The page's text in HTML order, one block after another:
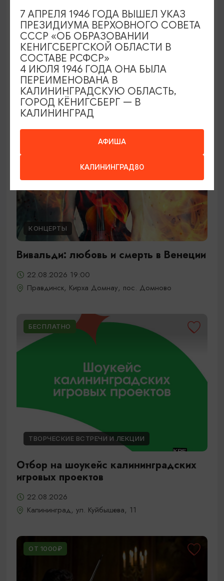
Концерт органной музыки: от Баха до
Queen («Квин»)
21.08.2026 - 26.08.2026, 19:00
Калининград, Калининградская областная
филармония им. Е.Ф. Светланова
ОТ 2500₽
КОНЦЕРТЫ
Вивальди: любовь и смерть в Венеции
22.08.2026 19:00
Правдинск, Кирха Домнау, пос. Домново
БЕСПЛАТНО
ТВОРЧЕСКИЕ ВСТРЕЧИ И ЛЕКЦИИ
Отбор на шоукейс калининградских
игровых проектов
22.08.2026
Калининград, ул. Куйбышева, 11
ОТ 1000₽
АФИША
КАЛИНИНГРАД80
7 АПРЕЛЯ 1946 ГОДА ВЫШЕЛ УКАЗ
ПРЕЗИДИУМА ВЕРХОВНОГО СОВЕТА
СССР «ОБ ОБРАЗОВАНИИ
КЕНИГСБЕРГСКОЙ ОБЛАСТИ В
СОСТАВЕ РСФСР»
4 ИЮЛЯ 1946 ГОДА ОНА БЫЛА
ПЕРЕИМЕНОВАНА В
КАЛИНИНГРАДСКУЮ ОБЛАСТЬ,
ГОРОД КЁНИГСБЕРГ — В
КАЛИНИНГРАД